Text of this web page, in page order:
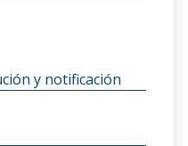
y notificación